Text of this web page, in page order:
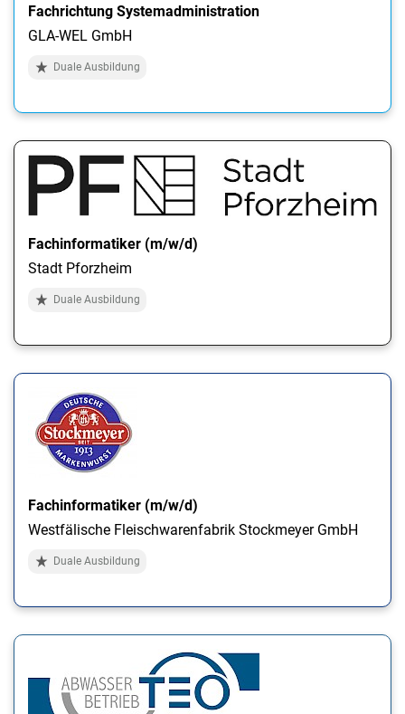
Fachrichtung Systemadministration
GLA-WEL GmbH
Duale Ausbildung
Fachinformatiker (m/w/d)
Stadt Pforzheim
Duale Ausbildung
Fachinformatiker (m/w/d)
Westfälische Fleischwarenfabrik Stockmeyer GmbH
Duale Ausbildung